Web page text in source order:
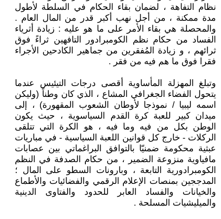
نظام التفاهة ، لضمان بقاء الحكام في السلطة لأطول
مدة ممكنة ، من أجل نهب أكبر قدر من المال العام .
والمحصلة هي بقاء الأمر على ما هو عليه : زيادة أثرياء
الفساد من حكام نظم الكومبرادور التافهين ثراءً فوق
ثرائهم ، و زيادة المُفقرين من جماهير الكادحين الأجراء
فقرا فوق ما هم فيه من فقر .
وتبلغ المهزلة المأساوية أقصى درجات التيئيس عندما
يتحول الفضاء الجغرافي المشاع ، الذي كان وطناً (وليكن
اسمه ليبيا / نموذجا لأوطان الشعوب المقهورة) ، إلى
ميدان كبير للعبة كرة القدم السياسوية ، حيث يكون
الوطن بكل من فيه وما فيه ، هو الكرة التي تتلقى
الركلات - خارج كل قوانين اللعبة السياسية - في مباريات
عبثية محكومة ضمنيّا بالتوافق البراغماتي بين عصابات
مافياوية منزوعة الضمير ، من حكام الصدفة في النظم
الكومبرادورية التابعة ، وبارونات السطو على المال ؛
المدججين بمنصات الإعلام الرقمي والفضائيات والأطماع
والخيانات والفساد العابر للحدود والفتاوى الدينية
والميليشيات المسلحة .